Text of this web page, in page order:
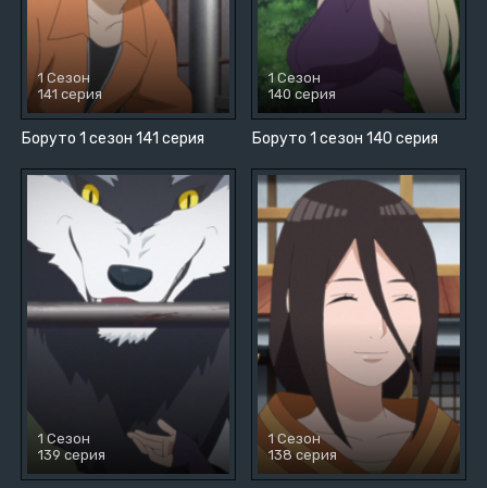
Боруто 1 сезон 141 серия
1 Сезон
141 серия
Боруто 1 сезон 140 серия
1 Сезон
140 серия
1 Сезон
139 серия
1 Сезон
138 серия